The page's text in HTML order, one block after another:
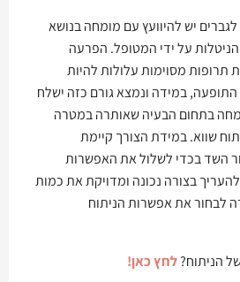
יש להיוועץ עם מומחה בנושא
על ידי המטופל. הפרעה
תרופות מסוימות עלולות להיות
במידה ונמצא גורם כזה ישלח
בתחום הבעיה שאותרה במטרה
שווא. במידת הצורך קיימת
השד בכדי לשלול את האפשרות
בצורה נכונה ומדויקת את כמות
לבחור את אפשרות הניתוח
הניתוח?לחץ כאן!